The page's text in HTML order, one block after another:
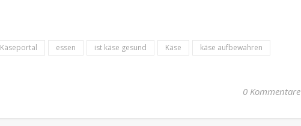
essen ist käse gesund Käse
käse aufbewahren
0 Kommentare